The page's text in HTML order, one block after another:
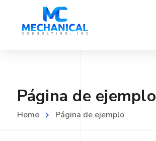
Página de ejemplo
Home Página de ejemplo